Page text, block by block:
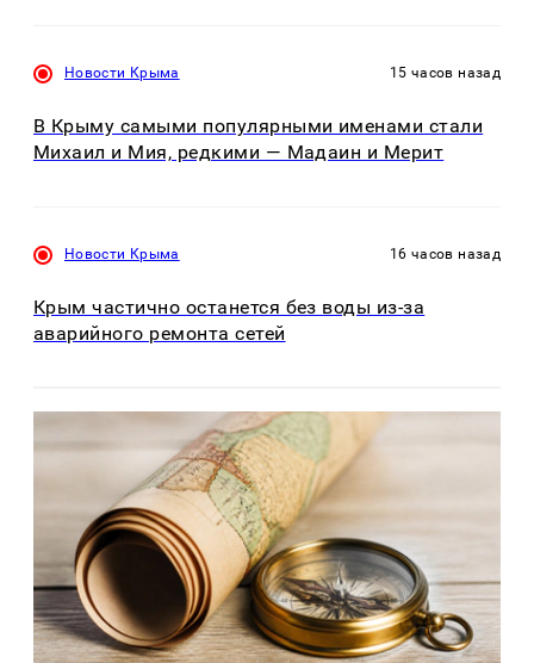
Новости Крыма 15 часов назад
В Крыму самыми популярными именами стали
Михаил и Мия, редкими — Мадаин и Мерит
Новости Крыма 16 часов назад
Крым частично останется без воды из-за
аварийного ремонта сетей